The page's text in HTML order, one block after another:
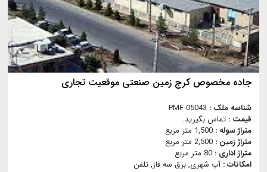
جاده مخصوص کرج زمین صنعتی موقعیت تجاری
شناسه ملک : PMF-05043
قیمت : تماس بگیرید.
متراژ سوله : 1,500 متر مربع
متراژ زمین : 2,500 متر مربع
متراژ اداری : 80 متر مربع
امکانات :آب شهری, برق سه فاز, تلفن